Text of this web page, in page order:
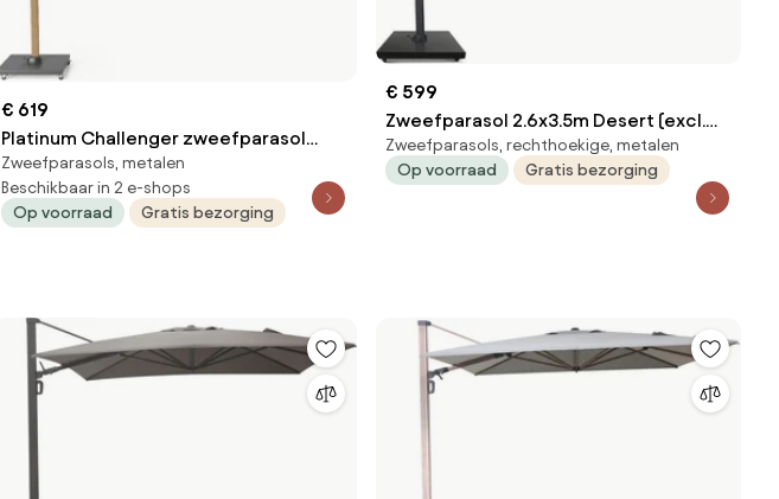
€ 619
Platinum Challenger zweefparasol
3x3m T2 premium (excl. voet) faded
black
Zweefparasols, metalen
Beschikbaar in 2 e-shops
Op voorraad
Gratis bezorging
€ 599
Zweefparasol 2.6x3.5m Desert (excl.
voet) Grijs-antraciet Camello Luna
Zweefparasols, rechthoekige, metalen
Op voorraad
Gratis bezorging